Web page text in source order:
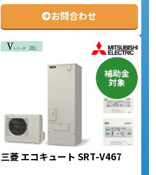
お問合わせ
補助金
対象
三菱 エコキュート SRT-V467